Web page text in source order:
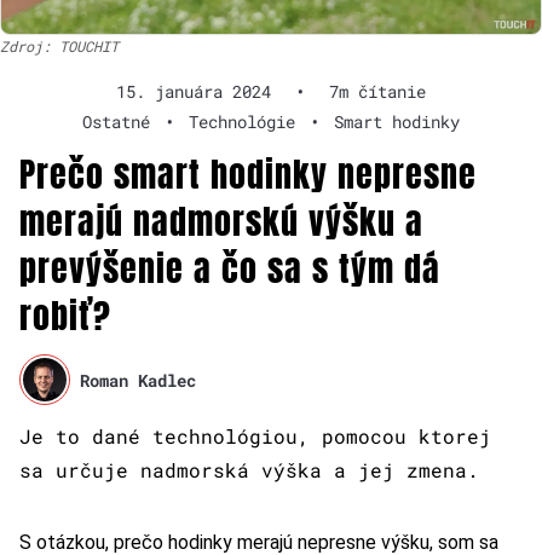
Zdroj: TOUCHIT
15. januára 2024 •
7m čítanie
Ostatné
• Technológie • Smart hodinky
Prečo smart hodinky nepresne
merajú nadmorskú výšku a
prevýšenie a čo sa s tým dá
robiť?
Roman Kadlec
Je to dané technológiou, pomocou ktorej
sa určuje nadmorská výška a jej zmena.
S otázkou, prečo hodinky merajú nepresne výšku, som sa